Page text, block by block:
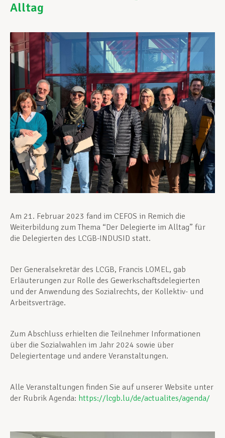
Berufliche Weiterentwicklung
Mitglied werden
Aktuell
Alltag
Am 21. Februar 2023 fand im CEFOS in Remich die
Weiterbildung zum Thema “Der Delegierte im Alltag” für
die Delegierten des LCGB-INDUSID statt.
Der Generalsekretär des LCGB, Francis LOMEL, gab
Erläuterungen zur Rolle des Gewerkschaftsdelegierten
und der Anwendung des Sozialrechts, der Kollektiv- und
Arbeitsverträge.
Zum Abschluss erhielten die Teilnehmer Informationen
über die Sozialwahlen im Jahr 2024 sowie über
Delegiertentage und andere Veranstaltungen.
Alle Veranstaltungen finden Sie auf unserer Website unter
der Rubrik Agenda: https://lcgb.lu/de/actualites/agenda/